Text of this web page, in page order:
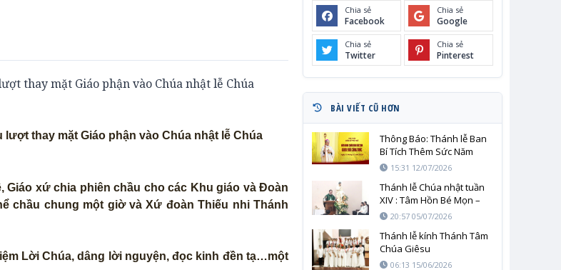
thay mặt Giáo phận vào Chúa nhật lễ Chúa
thay mặt Giáo phận vào Chúa nhật lễ Chúa
Giáo xứ chia phiên chầu cho các Khu giáo và Đoàn
chầu chung một giờ và Xứ đoàn Thiếu nhi Thánh
Lời Chúa, dâng lời nguyện, đọc kinh đền tạ…một
Chia sẻ
Facebook
Chia sẻ
Google
Chia sẻ
Twitter
Chia sẻ
Pinterest
BÀI VIẾT CŨ HƠN
Thông Báo: Thánh lễ Ban
Bí Tích Thêm Sức Năm
202615:31 12/07/2026
Thánh lễ Chúa nhật tuần
XIV : Tâm Hồn Bé Mọn –
Hồng Ân Nước Trời
20:57 05/07/2026
Thánh lễ kính Thánh Tâm
Chúa Giêsu
06:13 15/06/2026